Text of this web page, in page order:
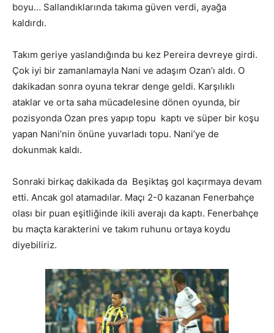
boyu… Sallandıklarında takıma güven verdi, ayağa
kaldırdı.
Takım geriye yaslandığında bu kez Pereira devreye girdi.
Çok iyi bir zamanlamayla Nani ve adaşım Ozan’ı aldı. O
dakikadan sonra oyuna tekrar denge geldi. Karşılıklı
ataklar ve orta saha mücadelesine dönen oyunda, bir
pozisyonda Ozan pres yapıp topu kaptı ve süper bir koşu
yapan Nani’nin önüne yuvarladı topu. Nani’ye de
dokunmak kaldı.
Sonraki birkaç dakikada da Beşiktaş gol kaçırmaya devam
etti. Ancak gol atamadılar. Maçı 2-0 kazanan Fenerbahçe
olası bir puan eşitliğinde ikili averajı da kaptı. Fenerbahçe
bu maçta karakterini ve takım ruhunu ortaya koydu
diyebiliriz.